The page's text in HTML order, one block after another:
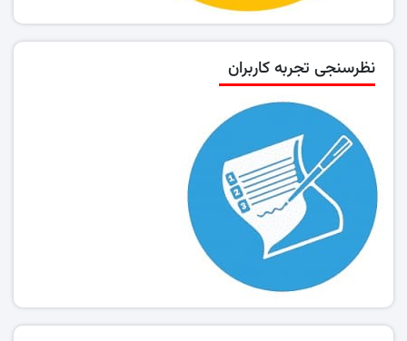
نظرسنجی تجربه کاربران